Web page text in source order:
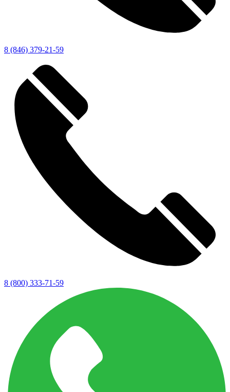
8 (846) 379-21-59
8 (800) 333-71-59